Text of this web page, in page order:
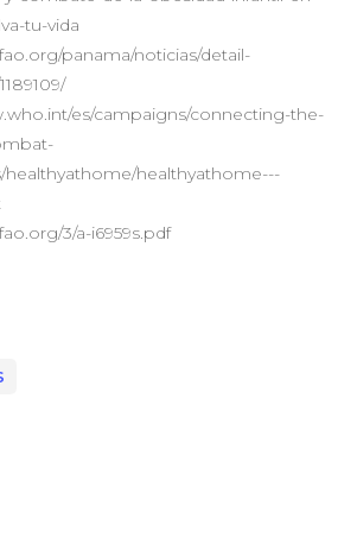
tu-vida
panama/noticias/detail-
es/campaigns/connecting-the-
healthyathome/healthyathome---
3/a-i6959s.pdf